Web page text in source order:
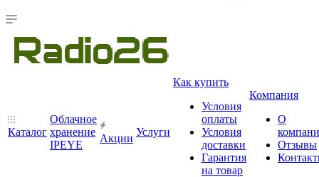
Каталог
Облачное
хранение
IPEYE
Акции
Услуги
Как купить
Условия
оплаты
Условия
доставки
Гарантия
на товар
Компания
О
Отзывы